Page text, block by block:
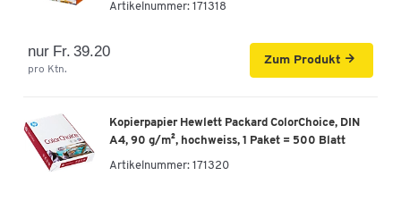
Artikelnummer: 171318
nur Fr. 39.20
pro Ktn.
Zum Produkt
Kopierpapier Hewlett Packard ColorChoice, DIN
A4, 90 g/m², hochweiss, 1 Paket = 500 Blatt
Artikelnummer: 171320